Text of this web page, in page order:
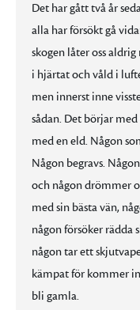
Det har gått två år
alla har försökt gå
skogen låter oss
i hjärtat och våld i
men innerst inne
sådan. Det börjar
med en eld. Någon
Någon begravs.
och någon drömmer
med sin bästa vän,
någon försöker rädda
någon tar ett
kämpat för kommer
bli gamla.